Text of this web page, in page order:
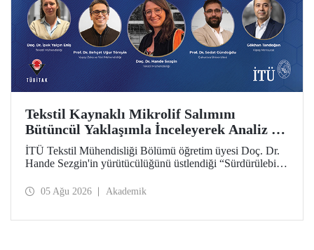
Tekstil Kaynaklı Mikrolif Salımını
Bütüncül Yaklaşımla İnceleyerek Analiz ve
Azaltım Stratejileri Geliştirecek Projeye
TÜBİTAK Desteği
İTÜ Tekstil Mühendisliği Bölümü öğretim üyesi Doç. Dr.
Hande Sezgin'in yürütücülüğünü üstlendiği “Sürdürülebilir
Koşullarına Bağlı Mikrolif Salımı: Aşınma, UV Maruziyeti
05 Ağu 2026 Akademik